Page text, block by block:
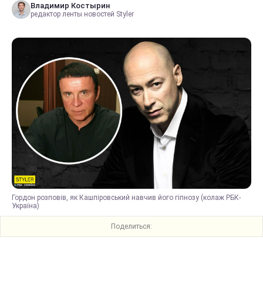
Владимир Костырин
редактор ленты новостей Styler
Гордон розповів, як Кашпіровський навчив його гіпнозу (колаж РБК-
Україна)
Поделиться: